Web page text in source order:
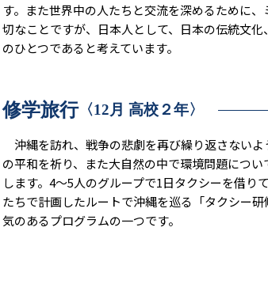
す。また世界中の人たちと交流を深めるために
切なことですが、日本人として、日本の伝統文
のひとつであると考えています。
修学旅行〈12月 高校２年〉
沖縄を訪れ、戦争の悲劇を再び繰り返さないよ
の平和を祈り、また大自然の中で環境問題につい
します。4～5人のグループで1日タクシーを借り
たちで計画したルートで沖縄を巡る「タクシー研
気のあるプログラムの一つです。